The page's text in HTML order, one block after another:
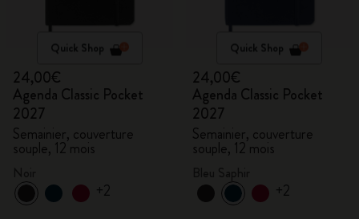
Quick Shop
24,00€
Agenda Classic Pocket
2027
Semainier, couverture
souple, 12 mois
+2
Quick Shop
24,00€
Agenda Classic Pocket
2027
Semainier, couverture
souple, 12 mois
+2